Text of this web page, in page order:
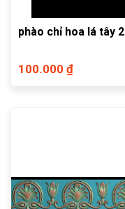
phào chỉ hoa lá tây 2
100.000 ₫